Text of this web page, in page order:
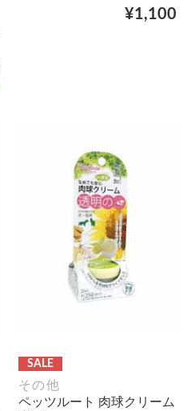
¥1,100
SALE
その他
ペッツルート 肉球クリーム